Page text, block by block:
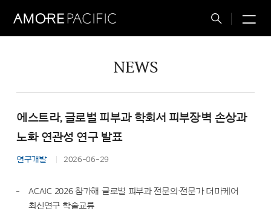
Total
NEWS
에스트라, 글로벌 피부과 학회서 피부장벽 손상과
노화 연관성 연구 발표
연구개발 2026-06-29
ACAIC 2026 참가해 글로벌 피부과 전문의·전문가 더마케어
최신연구 학술교류